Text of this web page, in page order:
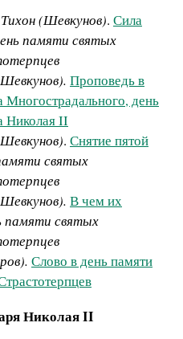
(Шевкунов). Сила
памяти святых
Проповедь в
Многострадального, день
Николая II
. Снятие пятой
святых
В чем их
памяти святых
Слово в день памяти
Николая II